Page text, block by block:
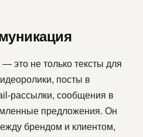
это не только тексты для
посты в
рассылки, сообщения в
предложения. Он
брендом и клиентом,